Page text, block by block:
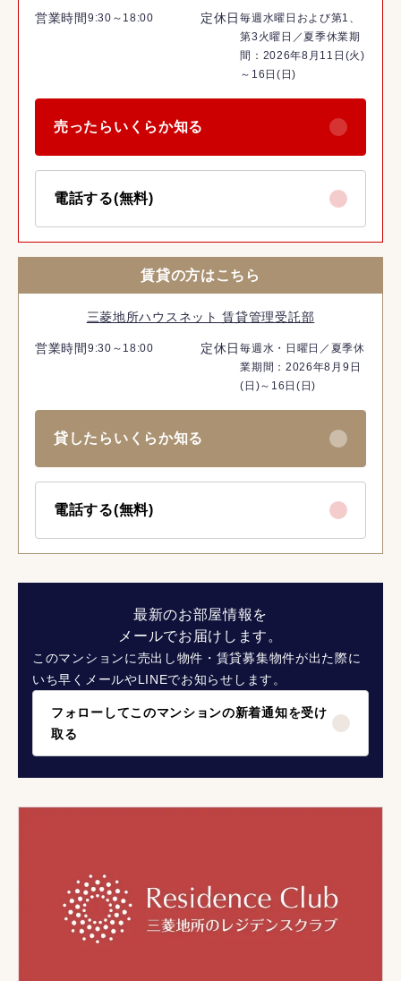
営業時間 9:30～18:00 定休日毎週水曜日および第1、
第3火曜日／夏季休業期
間：2026年8月11日(火)
～16日(日)
売ったらいくらか知る
電話する(無料)
賃貸の方はこちら
三菱地所ハウスネット 賃貸管理受託部
営業時間 9:30～18:00 定休日毎週水・日曜日／夏季休
業期間：2026年8月9日
(日)～16日(日)
貸したらいくらか知る
電話する(無料)
最新のお部屋情報を
メールでお届けします。
このマンションに売出し物件・賃貸募集物件が出た際に
いち早くメールやLINEでお知らせします。
フォローしてこのマンションの新着通知を受け
取る